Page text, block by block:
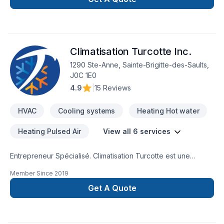
Climatisation Turcotte Inc.
1290 Ste-Anne, Sainte-Brigitte-des-Saults,
J0C 1E0
4.9
15 Reviews
HVAC Cooling systems Heating Hot water
Heating Pulsed Air View all 6 services
Entrepreneur Spécialisé. Climatisation Turcotte est une
service, qualité et expertise pour vos projets futur en
climatisation, chauffage, ventilation et réfrigération.
Member Since 2019
Get A Quote